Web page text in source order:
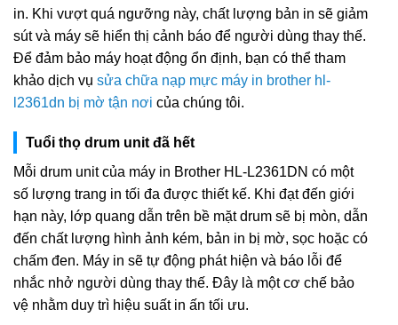
in. Khi vượt quá ngưỡng này, chất lượng bản in sẽ giảm
sút và máy sẽ hiển thị cảnh báo để người dùng thay thế.
Để đảm bảo máy hoạt động ổn định, bạn có thể tham
khảo dịch vụ sửa chữa nạp mực máy in brother hl-
l2361dn bị mờ tận nơi của chúng tôi.
Tuổi thọ drum unit đã hết
Mỗi drum unit của máy in Brother HL-L2361DN có một
số lượng trang in tối đa được thiết kế. Khi đạt đến giới
hạn này, lớp quang dẫn trên bề mặt drum sẽ bị mòn, dẫn
đến chất lượng hình ảnh kém, bản in bị mờ, sọc hoặc có
chấm đen. Máy in sẽ tự động phát hiện và báo lỗi để
nhắc nhở người dùng thay thế. Đây là một cơ chế bảo
vệ nhằm duy trì hiệu suất in ấn tối ưu.